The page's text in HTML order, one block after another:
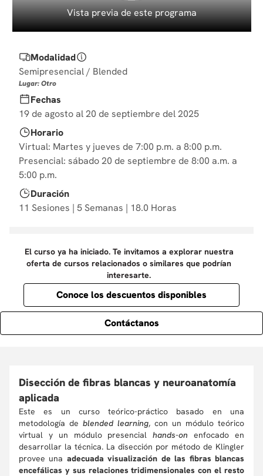
10. derecho Vista previa de este programa
Modalidad
Semipresencial / Blended
Lugar: Otro
Fechas
19 de agosto al 20 de septiembre del 2025
Horario
Virtual: Martes y jueves de 7:00 p.m. a 8:00 p.m.
Presencial: sábado 20 de septiembre de 8:00 a.m. a
5:00 p.m.
Duración
11 Sesiones | 5 Semanas | 18.0 Horas
El curso ya ha iniciado. Te invitamos a explorar nuestra
oferta de cursos relacionados o similares que podrían
interesarte.
Conoce los descuentos disponibles
Contáctanos
Disección de fibras blancas y neuroanatomía
aplicada
Este es un curso teórico-práctico basado en una
metodología de blended learning, con un módulo teórico
virtual y un módulo presencialhands-on enfocado en
desarrollar la técnica. La disección por método de Klingler
provee una adecuada visualización de las fibras blancas
encefálicas y sus relaciones tridimensionales con el resto